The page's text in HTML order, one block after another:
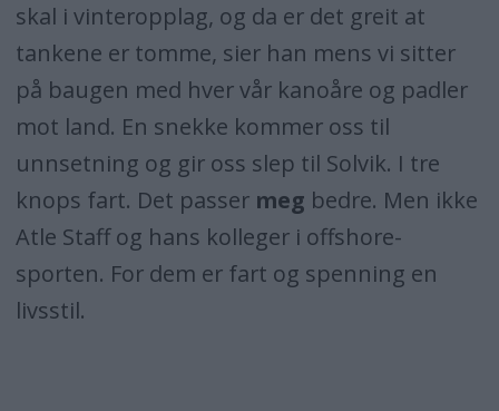
skal i vinteropplag, og da er det greit at
tankene er tomme, sier han mens vi sitter
på baugen med hver vår kanoåre og padler
mot land. En snekke kommer oss til
unnsetning og gir oss slep til Solvik. I tre
knops fart. Det passer meg bedre. Men ikke
Atle Staff og hans kolleger i offshore-
sporten. For dem er fart og spenning en
livsstil.